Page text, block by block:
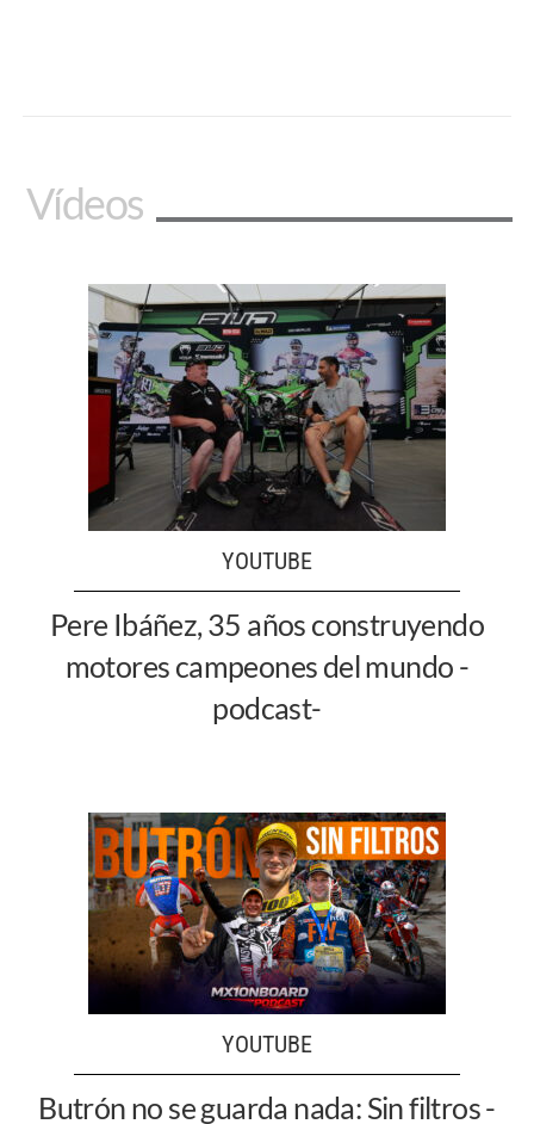
Vídeos
YOUTUBE
Pere Ibáñez, 35 años construyendo
motores campeones del mundo -
podcast-
YOUTUBE
Butrón no se guarda nada: Sin filtros -